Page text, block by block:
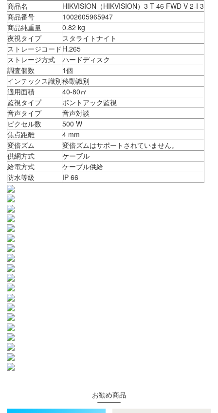
商品名
HIKVISION（HIKVISION）3 T 46 FWD V 2-I 3
商品番号
1002605965947
商品純重量
0.82 kg
夜視タイプ
スタライトナイト
ストレージコード H.265
ストレージ方式
ハードディスク
調査個数
1個
インテックス識別移動識別
適用面積
40-80㎡
監視タイプ
ボントアック監視
音声タイプ
音声対談
ピクセル数
500 W
焦点距離
4 mm
変倍ズム
変倍ズムはサポートされていません。
供網方式
ケーブル
給電方式
ケーブル供給
防水等級
IP 66
お勧め商品